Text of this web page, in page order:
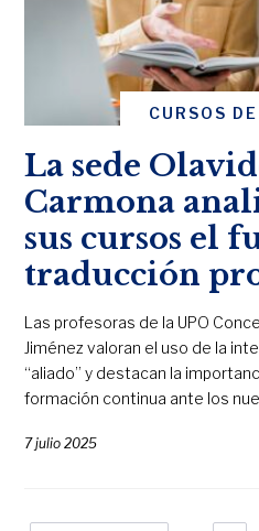
CURSOS
La sede
Carmona
sus cursos el
traducción
Las profesoras de la UPO
Jiménez valoran el uso de la
“aliado” y destacan la
formación continua ante los
7 julio 2025